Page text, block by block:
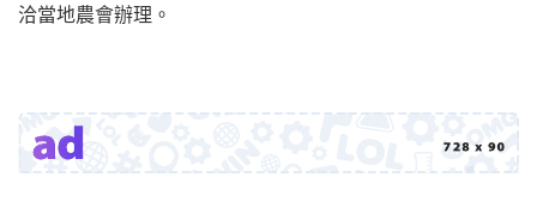
洽當地農會辦理。